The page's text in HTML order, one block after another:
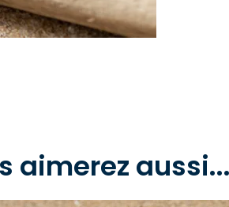
aimerez aussi...